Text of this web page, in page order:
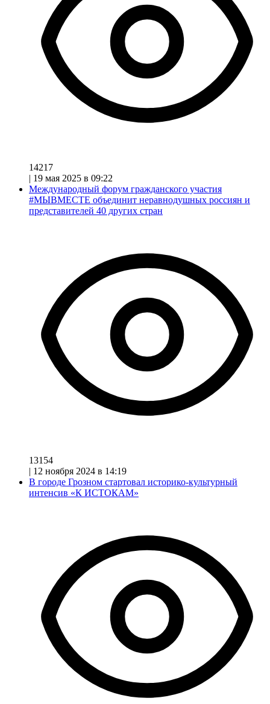
14217
| 19 мая 2025 в 09:22
Международный форум гражданского участия
#МЫВМЕСТЕ объединит неравнодушных россиян и
представителей 40 других стран
13154
| 12 ноября 2024 в 14:19
В городе Грозном стартовал историко-культурный
интенсив «К ИСТОКАМ»